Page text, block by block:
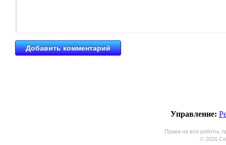
Управление:
Права на все работы,
© 2026